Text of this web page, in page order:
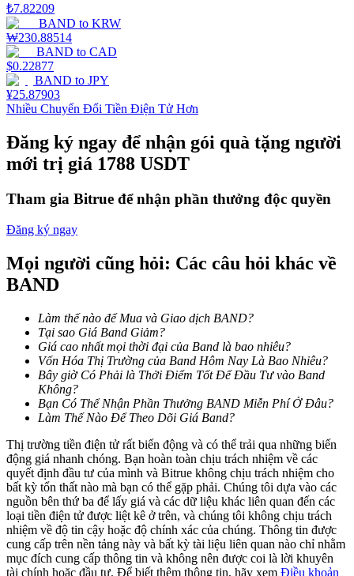
Launchpool
Đặt cọc linh hoạt để kiếm được các token phổ biến.
Khóa BTR
Khoản vay
Dịch vụ vay được hỗ trợ bằng tiền điện tử
₺7.82209
BAND to KRW
₩230.88514
BAND to CAD
$0.22877
BAND to JPY
¥25.87903
Nhiều Chuyển Đổi Tiền Điện Tử Hơn
Đăng ký ngay để nhận gói quà tặng người
mới trị giá 1788 USDT
Tham gia Bitrue để nhận phần thưởng độc quyền
Đăng ký ngay
Mọi người cũng hỏi: Các câu hỏi khác về
BAND
Làm thế nào để Mua và Giao dịch BAND?
Tại sao Giá Band Giảm?
Giá cao nhất mọi thời đại của Band là bao nhiêu?
Vốn Hóa Thị Trường của Band Hôm Nay Là Bao Nhiêu?
Bây giờ Có Phải là Thởi Điểm Tốt Để Đầu Tư vào Band
Không?
Bạn Có Thể Nhận Phần Thưởng BAND Miễn Phí Ở Đâu?
Làm Thế Nào Để Theo Dõi Giá Band?
Thị trường tiền điện tử rất biến động và có thể trải qua những biến
động giá nhanh chóng. Bạn hoàn toàn chịu trách nhiệm về các
quyết định đầu tư của mình và Bitrue không chịu trách nhiệm cho
bất kỳ tổn thất nào mà bạn có thể gặp phải. Chúng tôi dựa vào các
nguồn bên thứ ba để lấy giá và các dữ liệu khác liên quan đến các
loại tiền điện tử được liệt kê ở trên, và chúng tôi không chịu trách
nhiệm về độ tin cậy hoặc độ chính xác của chúng. Thông tin được
cung cấp trên nền tảng này và bất kỳ tài liệu liên quan nào chỉ nhằm
mục đích cung cấp thông tin và không nên được coi là lời khuyên
tài chính hoặc đầu tư. Để biết thêm thông tin, hãy xem Điều khoản